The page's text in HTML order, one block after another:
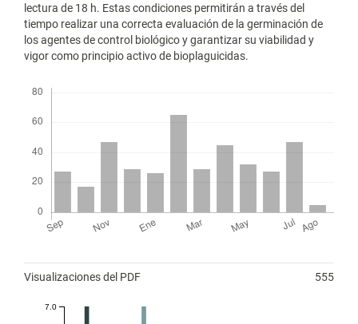
lectura de 18 h. Estas condiciones permitirán a través del
tiempo realizar una correcta evaluación de la germinación de
los agentes de control biológico y garantizar su viabilidad y
vigor como principio activo de bioplaguicidas.
Visualizaciones del PDF 555
7.0